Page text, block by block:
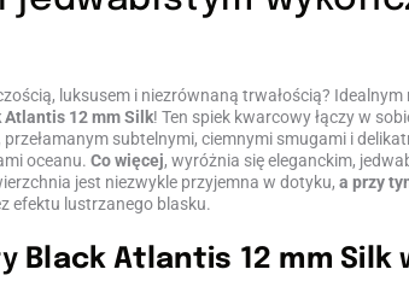
luksusem i niezrównaną trwałością? Idealnym
Atlantis 12 mm Silk! Ten spiek kwarcowy łączy w
subtelnymi, ciemnymi smugami i
oceanu. Co więcej, wyróżnia się eleganckim,
jest niezwykle przyjemna w dotyku, a przy
efektu lustrzanego blasku.
Black Atlantis 12 mm Silk